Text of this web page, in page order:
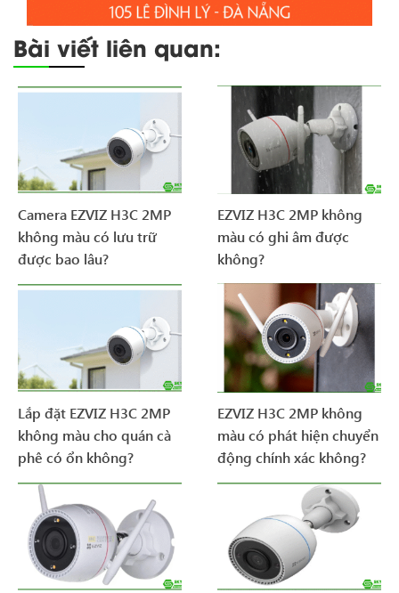
Bài viết liên quan:
Camera EZVIZ H3C 2MP
không màu có lưu trữ
được bao lâu?
EZVIZ H3C 2MP không
màu có ghi âm được
không?
Lắp đặt EZVIZ H3C 2MP
không màu cho quán cà
phê có ổn không?
EZVIZ H3C 2MP không
màu có phát hiện chuyển
động chính xác không?